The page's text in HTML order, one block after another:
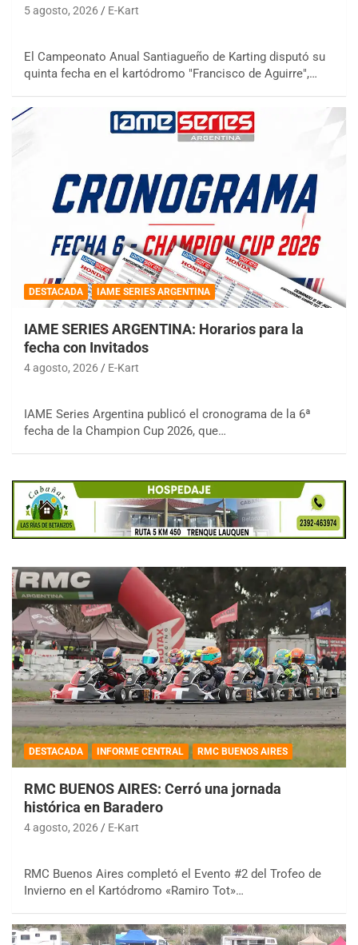
5 agosto, 2026 E-Kart
El Campeonato Anual Santiagueño de Karting disputó su
quinta fecha en el kartódromo "Francisco de Aguirre",…
DESTACADA IAME SERIES ARGENTINA
IAME SERIES ARGENTINA: Horarios para la
fecha con Invitados
4 agosto, 2026 E-Kart
IAME Series Argentina publicó el cronograma de la 6ª
fecha de la Champion Cup 2026, que…
DESTACADA INFORME CENTRAL RMC BUENOS AIRES
RMC BUENOS AIRES: Cerró una jornada
histórica en Baradero
4 agosto, 2026 E-Kart
RMC Buenos Aires completó el Evento #2 del Trofeo de
Invierno en el Kartódromo «Ramiro Tot»…